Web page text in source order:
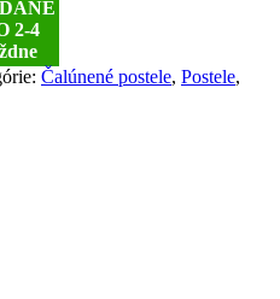
2-4
Čalúnené postele, Postele,